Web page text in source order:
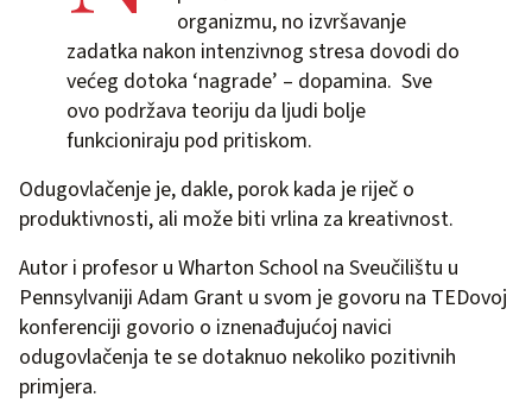
organizmu, no izvršavanje
zadatka nakon intenzivnog stresa dovodi do
većeg dotoka ‘nagrade’ – dopamina. Sve
ovo podržava teoriju da ljudi bolje
funkcioniraju pod pritiskom.
Odugovlačenje je, dakle, porok kada je riječ o
produktivnosti, ali može biti vrlina za kreativnost.
Autor i profesor u Wharton School na Sveučilištu u
Pennsylvaniji Adam Grant u svom je govoru na TEDovoj
konferenciji govorio o iznenađujućoj navici
odugovlačenja te se dotaknuo nekoliko pozitivnih
primjera.